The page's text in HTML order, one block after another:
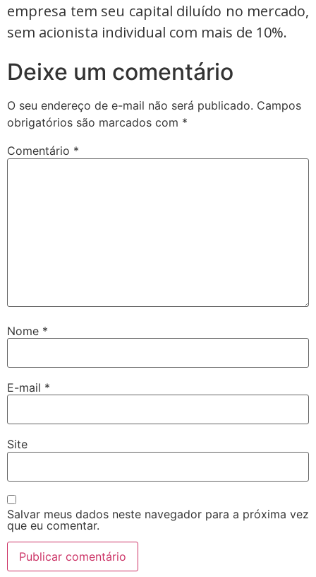
empresa tem seu capital diluído no mercado,
sem acionista individual com mais de 10%.
Deixe um comentário
O seu endereço de e-mail não será publicado. Campos
obrigatórios são marcados com *
Comentário *
Nome *
E-mail *
Site
Salvar meus dados neste navegador para a próxima vez
que eu comentar.